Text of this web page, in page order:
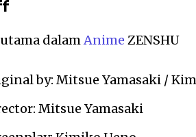
dalamAnime ZENSHU
by: Mitsue Yamasaki /
Mitsue Yamasaki